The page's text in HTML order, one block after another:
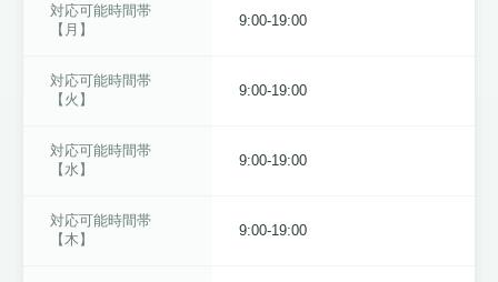
対応可能時間帯
【月】
9:00-19:00
対応可能時間帯
【火】
9:00-19:00
対応可能時間帯
【水】
9:00-19:00
対応可能時間帯
【木】
9:00-19:00